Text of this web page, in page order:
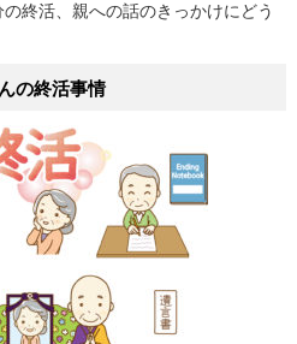
終活、親への話のきっかけにどう
の終活事情